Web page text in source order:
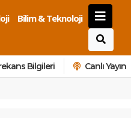
Bilim & Teknoloji
Bilgileri Canlı Yayın